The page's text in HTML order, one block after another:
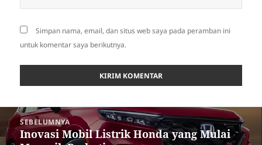
Simpan nama, email, dan situs web saya pada peramban ini
untuk komentar saya berikutnya.
Navigasi
pos SEBELUMNYA
Pos
Inovasi Mobil Listrik Honda yang Mulai